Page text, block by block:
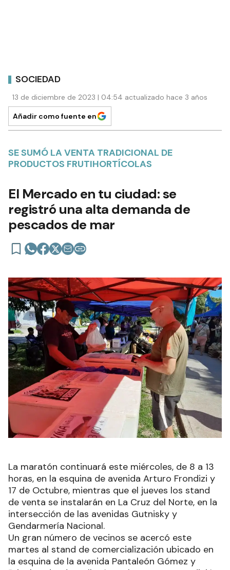
SOCIEDAD
13 de diciembre de 2023 | 04:54 actualizado hace 3 años
Añadir como fuente en
SE SUMÓ LA VENTA TRADICIONAL DE
PRODUCTOS FRUTIHORTÍCOLAS
El Mercado en tu ciudad: se
registró una alta demanda de
pescados de mar
La maratón continuará este miércoles, de 8 a 13
horas, en la esquina de avenida Arturo Frondizi y
17 de Octubre, mientras que el jueves los stand
de venta se instalarán en La Cruz del Norte, en la
intersección de las avenidas Gutnisky y
Gendarmería Nacional.
Un gran número de vecinos se acercó este
martes al stand de comercialización ubicado en
la esquina de la avenida Pantaleón Gómez y